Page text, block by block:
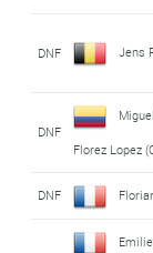
DNF Jens
DNF
Florez Lopez
DNF